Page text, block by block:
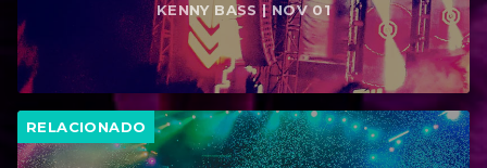
KENNY BASS | NOV 01
RELACIONADO